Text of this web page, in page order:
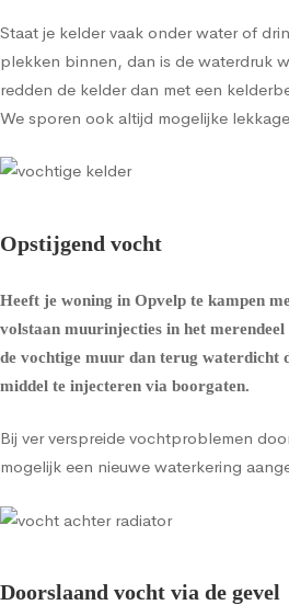
Staat je kelder vaak onder water of
plekken binnen, dan is de waterdruk
redden de kelder dan met een
We sporen ook altijd mogelijke
Opstijgend vocht
Heeft je woning in Opvelp te kampen
volstaan muurinjecties in het
de vochtige muur dan terug waterdicht
middel te injecteren via boorgaten.
Bij ver verspreide vochtproblemen
mogelijk een nieuwe waterkering
Doorslaand vocht via de gevel